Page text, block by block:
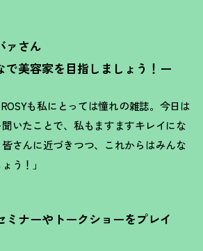
ァさん
で美容家を目指しましょう ！ ー
も私にとっては憧れの雑誌。今日は
いたことで、私もますますキレイにな
さんに近づきつつ、これからはみんな
う ！ 」
ミナーやトークショーをプレイ